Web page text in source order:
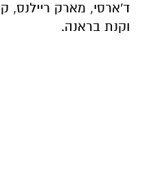
ד'ארסי, מארק ריילנס,
וקנת בראנה.